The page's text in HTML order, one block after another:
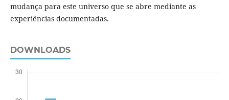
mudança para este universo que se abre mediante as
experiências documentadas.
DOWNLOADS